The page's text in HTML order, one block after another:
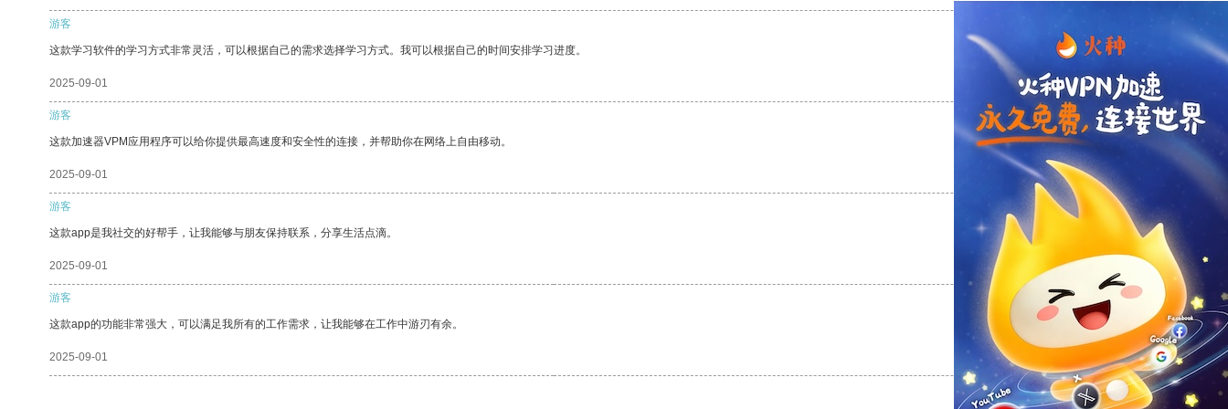
游客
这款学习软件的学习方式非常灵活，可以根据自己的需求选择学习方式。我可以根据自己的时间安排学习进度。
2025-09-01 支持[0] 反对
游客
这款加速器VPM应用程序可以给你提供最高速度和安全性的连接，并帮助你在网络上自由移动。
2025-09-01 支持
游客
这款app是我社交的好帮手，让我能够与朋友保持联系，分享生活点滴。
2025-09-01 反对 [0]
游客
这款app的功能非常强大，可以满足我所有的工作需求，让我能够在工作中游刃有余。
2025-09-01 支持[0] 反对[0]